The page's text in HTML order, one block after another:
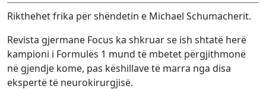
Rikthehet frika për shëndetin e Michael Schumacherit.
Revista gjermane Focus ka shkruar se ish shtatë herë
kampioni i Formulës 1 mund të mbetet përgjithmonë
në gjendje kome, pas këshillave të marra nga disa
ekspertë të neurokirurgjisë.